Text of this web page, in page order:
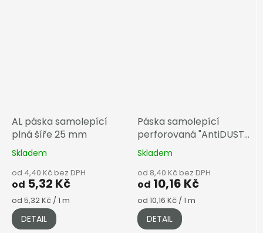
AL páska samolepící
plná šíře 25 mm
Skladem
od 4,40 Kč bez DPH
od 5,32 Kč
Měrná
cena:
od 5,32 Kč / 1 m
DETAIL
Páska samolepící
perforovaná "AntiDUST"
šíře 28 mm
Skladem
od 8,40 Kč bez DPH
od 10,16 Kč
Měrná
cena:
od 10,16 Kč / 1 m
DETAIL